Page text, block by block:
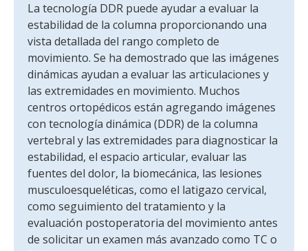
La tecnología DDR puede ayudar a evaluar la
estabilidad de la columna proporcionando una
vista detallada del rango completo de
movimiento. Se ha demostrado que las imágenes
dinámicas ayudan a evaluar las articulaciones y
las extremidades en movimiento. Muchos
centros ortopédicos están agregando imágenes
con tecnología dinámica (DDR) de la columna
vertebral y las extremidades para diagnosticar la
estabilidad, el espacio articular, evaluar las
fuentes del dolor, la biomecánica, las lesiones
musculoesqueléticas, como el latigazo cervical,
como seguimiento del tratamiento y la
evaluación postoperatoria del movimiento antes
de solicitar un examen más avanzado como TC o